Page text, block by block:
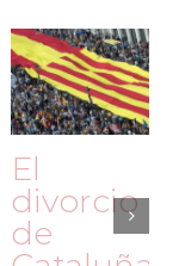
El
divorcio
de